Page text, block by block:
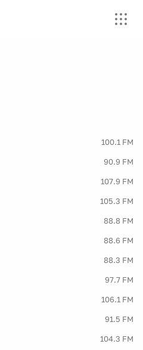
100.1 FM
90.9 FM
107.9 FM
105.3 FM
88.8 FM
88.6 FM
88.3 FM
97.7 FM
106.1 FM
91.5 FM
104.3 FM